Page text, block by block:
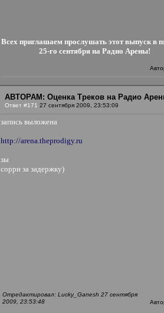
Всех приглашаем прослушать этот выпуск в
25-го сентября на Радио Арены!
АВТОРАМ: Оценка Треков на Радио
Ответ #171 27 сентября 2009, 23:53:09
запись выложена
http://arena.theprodigy.ru
зы
сорри за задержку)
Отредактировал: Lucky_Ganesh 27 сентября
2009, 23:53:48